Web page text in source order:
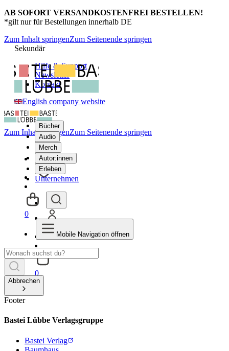
AB SOFORT VERSANDKOSTENFREI BESTELLEN!
*gilt nur für Bestellungen innerhalb DE
Zum Inhalt springenZum Seitenende springen
Sekundär
Hilfe & Support
Newsletter
Kontakt
English company website
Bücher
Audio
Merch
Autor:innen
Erleben
Unternehmen
0
Zum Inhalt springenZum Seitenende springen
0
Mobile Navigation öffnen
Abbrechen
Footer
Bastei Lübbe Verlagsgruppe
Bastei Verlag